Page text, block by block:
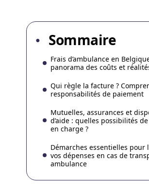
Sommaire
Frais d’ambulance en
panorama des coûts et
Qui règle la facture ?
responsabilités de paiement
Mutuelles, assurances et
d’aide : quelles possibilités
en charge ?
Démarches essentielles pour
vos dépenses en cas de
ambulance